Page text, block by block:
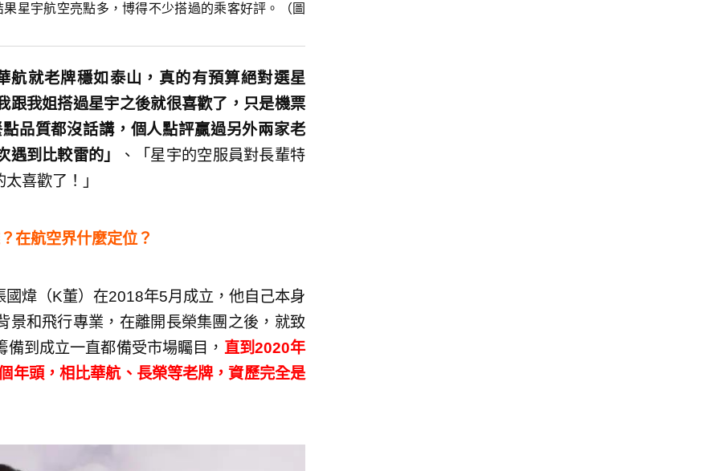
星宇航空亮點多，博得不少搭過的乘客好評。（圖
航就老牌穩如泰山，真的有預算絕對選星
跟我姐搭過星宇之後就很喜歡了，只是機票
品質都沒話講，個人點評贏過另外兩家老
到比較雷的」
、「星宇的空服員對長輩特
喜歡了！」
在航空界什麼定位？
煒（K董）在2018年5月成立，他自己本身
景和飛行專業，在離開長榮集團之後，就致
到成立一直都備受市場矚目， 直到2020年
年頭，相比華航、長榮等老牌，資歷完全是